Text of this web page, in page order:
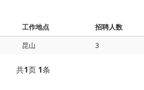
工作地点 招聘人数
昆山 3
共1页 1条